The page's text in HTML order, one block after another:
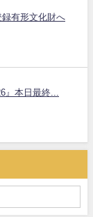
有形文化財へ
』本日最終...